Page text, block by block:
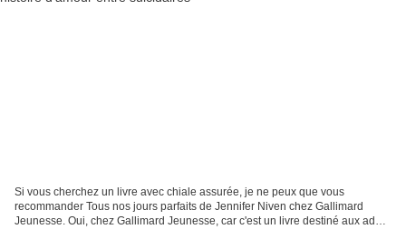
Si vous cherchez un livre avec chiale assurée, je ne peux que vous
recommander Tous nos jours parfaits de Jennifer Niven chez Gallimard
Jeunesse. Oui, chez Gallimard Jeunesse, car c'est un livre destiné aux ados